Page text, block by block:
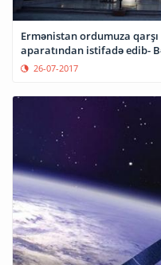
Ermənistan ordumuza
aparatından istifadə edib-
26-07-2017